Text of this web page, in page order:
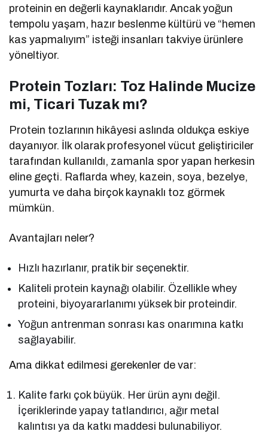
proteinin en değerli kaynaklarıdır. Ancak yoğun
tempolu yaşam, hazır beslenme kültürü ve “hemen
kas yapmalıyım” isteği insanları takviye ürünlere
yöneltiyor.
Protein Tozları: Toz Halinde Mucize
mi, Ticari Tuzak mı?
Protein tozlarının hikâyesi aslında oldukça eskiye
dayanıyor. İlk olarak profesyonel vücut geliştiriciler
tarafından kullanıldı, zamanla spor yapan herkesin
eline geçti. Raflarda whey, kazein, soya, bezelye,
yumurta ve daha birçok kaynaklı toz görmek
mümkün.
Avantajları neler?
Hızlı hazırlanır, pratik bir seçenektir.
Kaliteli protein kaynağı olabilir. Özellikle whey
proteini, biyoyararlanımı yüksek bir proteindir.
Yoğun antrenman sonrası kas onarımına katkı
sağlayabilir.
Ama dikkat edilmesi gerekenler de var:
Kalite farkı çok büyük. Her ürün aynı değil.
İçeriklerinde yapay tatlandırıcı, ağır metal
kalıntısı ya da katkı maddesi bulunabiliyor.